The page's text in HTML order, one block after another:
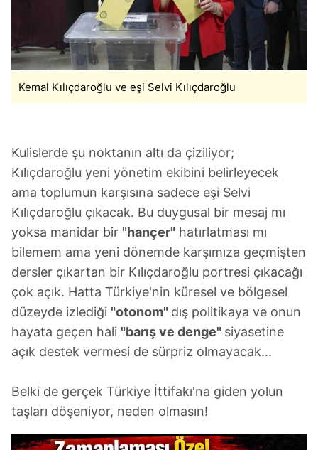
Kemal Kılıçdaroğlu ve eşi Selvi Kılıçdaroğlu
Kulislerde şu noktanın altı da çiziliyor;
Kılıçdaroğlu yeni yönetim ekibini belirleyecek
ama toplumun karşısına sadece eşi Selvi
Kılıçdaroğlu çıkacak. Bu duygusal bir mesaj mı
yoksa manidar bir "hançer" hatırlatması mı
bilemem ama yeni dönemde karşımıza geçmişten
dersler çıkartan bir Kılıçdaroğlu portresi çıkacağı
çok açık. Hatta Türkiye'nin küresel ve bölgesel
düzeyde izlediği "otonom" dış politikaya ve onun
hayata geçen hali "barış ve denge" siyasetine
açık destek vermesi de sürpriz olmayacak...
Belki de gerçek Türkiye İttifakı'na giden yolun
taşları döşeniyor, neden olmasın!